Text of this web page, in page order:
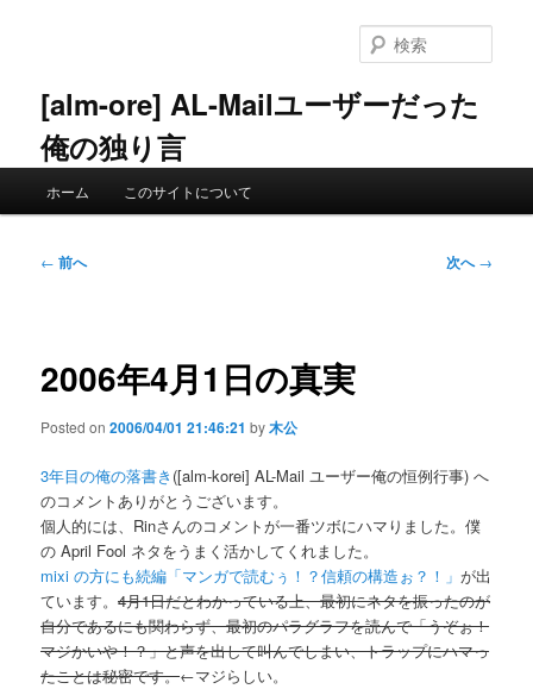
ン
へ
[alm-ore] AL-Mailユーザーだった
俺の独り言
索
ホーム このサイトについて
投
ー
ョ
← 前へ 次へ→
2006年4月1日の真実
Posted on2006/04/01 21:46:21 by木公
3年目の俺の落書き ([alm-korei] AL-Mail ユーザー俺の恒例行事) へ
のコメントありがとうございます。
個人的には、Rinさんのコメントが一番ツボにハマりました。僕
の April Fool ネタをうまく活かしてくれました。
mixi の方にも続編「マンガで読むぅ！？信頼の構造ぉ？！」が出
ています。4月1日だとわかっている上、最初にネタを振ったのが
自分であるにも関わらず、最初のパラグラフを読んで「うぞぉ！
マジかいや！？」と声を出して叫んでしまい、トラップにハマっ
たことは秘密です。←マジらしい。